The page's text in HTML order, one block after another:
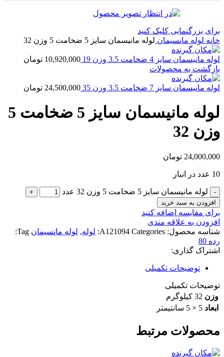
برای بزرگنمایی کلیک کنید
خانه لوله مانسیمان لوله مانیسمان سایز 5 ضخامت 5 وزن 32
لوله مانیسمان سایز 4 ضخامت 3.5 وزن 19 10,920,000 تومان
بازگشت به محصولات
لوله مانیسمان سایز 7 ضخامت 3.5 وزن 35 24,500,000 تومان
لوله مانیسمان سایز 5 ضخامت 5
وزن 32
24,000,000 تومان
10 عدد در انبار
لوله مانیسمان سایز 5 ضخامت 5 وزن 32 عدد
افزودن به سبد خرید
برای مقایسه اضافه کنید
افزودن به علاقه مندی
شناسه محصول:
A121094 Categories: لوله, لوله مانسیمان Tag:
رده 80
اشتراک گذاری:
توضیحات تکمیلی
توضیحات تکمیلی
وزن 32 کیلوگرم
ابعاد 5 × 5 سانتیمتر
محصولات مرتبط